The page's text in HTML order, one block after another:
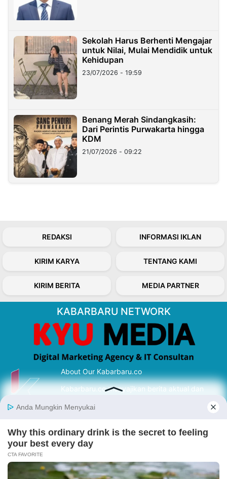
Sekolah Harus Berhenti Mengajar
untuk Nilai, Mulai Mendidik untuk
Kehidupan
23/07/2026 - 19:59
Benang Merah Sindangkasih:
Dari Perintis Purwakarta hingga
KDM
21/07/2026 - 09:22
REDAKSI INFORMASI IKLAN
KIRIM KARYA TENTANG KAMI
KIRIM BERITA MEDIA PARTNER
KABARBARU NETWORK
About Our Kabarbaru.co
Kabarbaru.co menyajikan berita aktual dan
serta terverifikasi dari sumber yang tepat.
Follow Kabarbaru